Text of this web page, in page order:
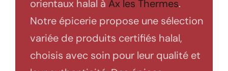
orientaux halal à Ax les Thermes.
Notre épicerie propose une sélection
variée de produits certifiés halal,
choisis avec soin pour leur qualité et